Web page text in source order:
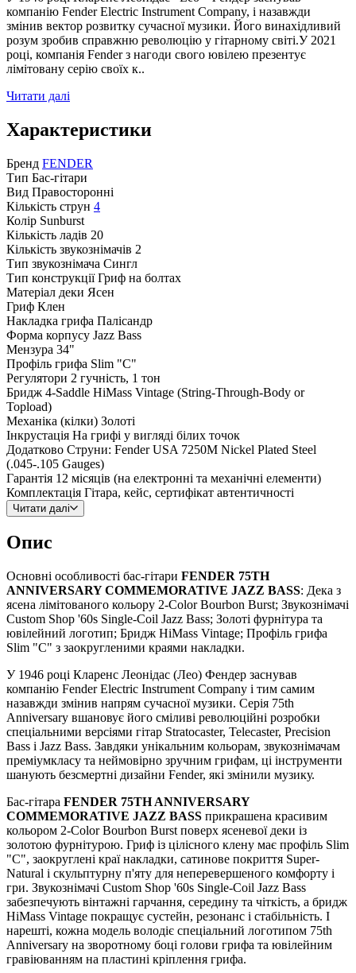
компанію Fender Electric Instrument Company, і назавжди
змінив вектор розвитку сучасної музики. Його винахідливий
розум зробив справжню революцію у гітарному світі.У 2021
році, компанія Fender з нагоди свого ювілею презентує
лімітовану серію своїх к..
Читати далі
Характеристики
Бренд FENDER
Тип Бас-гітари
Вид Правосторонні
Кількість струн 4
Колір Sunburst
Кількість ладів 20
Кількість звукознімачів 2
Тип звукознімача Сингл
Тип конструкції Гриф на болтах
Матеріал деки Ясен
Гриф Клен
Накладка грифа Палісандр
Форма корпусу Jazz Bass
Мензура 34"
Профіль грифа Slim "C"
Регулятори 2 гучність, 1 тон
Бридж 4-Saddle HiMass Vintage (String-Through-Body or
Topload)
Механіка (кілки) Золоті
Інкрустація На грифі у вигляді білих точок
Додатково Струни: Fender USA 7250M Nickel Plated Steel
(.045-.105 Gauges)
Гарантія 12 місяців (на електронні та механічні елементи)
Комплектація Гітара, кейс, сертифікат автентичності
Читати далі
Опис
Основні особливості бас-гітари FENDER 75TH
ANNIVERSARY COMMEMORATIVE JAZZ BASS: Дека з
ясена лімітованого кольору 2-Color Bourbon Burst; Звукознімачі
Custom Shop '60s Single-Coil Jazz Bass; Золоті фурнітура та
ювілейний логотип; Бридж HiMass Vintage; Профіль грифа
Slim "C" з заокругленими краями накладки.
У 1946 році Кларенс Леонідас (Лео) Фендер заснував
компанію Fender Electric Instrument Company і тим самим
назавжди змінив напрям сучасної музики. Серія 75th
Anniversary вшановує його сміливі революційні розробки
спеціальними версіями гітар Stratocaster, Telecaster, Precision
Bass і Jazz Bass. Завдяки унікальним кольорам, звукознімачам
преміумкласу та неймовірно зручним грифам, ці інструменти
шанують безсмертні дизайни Fender, які змінили музику.
Бас-гітара FENDER 75TH ANNIVERSARY
COMMEMORATIVE JAZZ BASS прикрашена красивим
кольором 2-Color Bourbon Burst поверх ясеневої деки із
золотою фурнітурою. Гриф із цілісного клену має профіль Slim
"C", заокруглені краї накладки, сатинове покриття Super-
Natural і скульптурну п'яту для неперевершеного комфорту і
гри. Звукознімачі Custom Shop '60s Single-Coil Jazz Bass
забезпечують вінтажні гарчання, середину та чіткість, а бридж
HiMass Vintage покращує сустейн, резонанс і стабільність. І
нарешті, кожна модель володіє спеціальний логотипом 75th
Anniversary на зворотному боці голови грифа та ювілейним
гравіюванням на пластині кріплення грифа.